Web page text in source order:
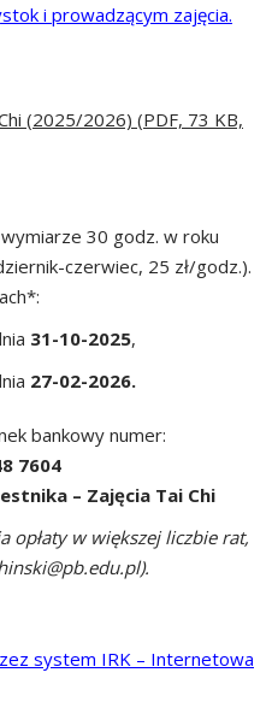
i prowadzącym zajęcia.
(2025/2026) (PDF, 73 KB,
wymiarze 30 godz. w roku
czerwiec, 25 zł/godz.).
31-10-2025,
27-02-2026.
bankowy numer:
7604
– Zajęcia Tai Chi
opłaty w większej liczbie rat,
system IRK – Internetowa